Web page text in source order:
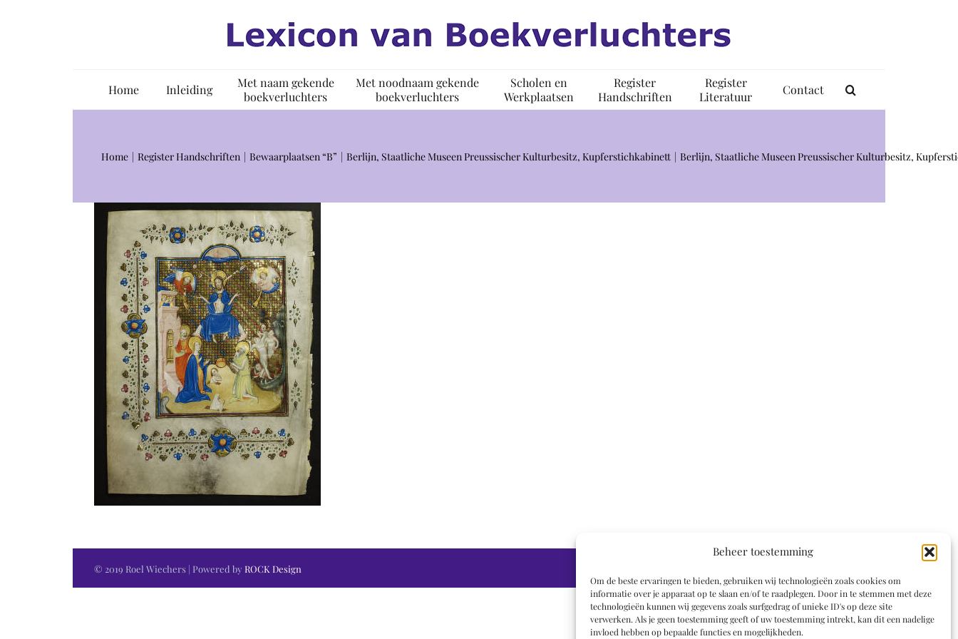
Beheer toestemming
Om de beste ervaringen te bieden, gebruiken wij technologieën zoals cookies om
informatie over je apparaat op te slaan en/of te raadplegen. Door in te stemmen met deze
technologieën kunnen wij gegevens zoals surfgedrag of unieke ID's op deze site
verwerken. Als je geen toestemming geeft of uw toestemming intrekt, kan dit een nadelige
invloed hebben op bepaalde functies en mogelijkheden.
Home Inleiding
Met naam gekende
boekverluchters
Met noodnaam gekende
boekverluchters
Scholen en
Werkplaatsen
Register
Handschriften
Register
Literatuur
Contact
Home Register Handschriften Bewaarplaatsen “B” Berlijn, Staatliche Museen Preussischer Kulturbesitz, Kupferstichkabinett Berlijn, Staatliche Museen Preussischer Kulturbesitz,
© 2019 Roel Wiechers | Powered by ROCK Design